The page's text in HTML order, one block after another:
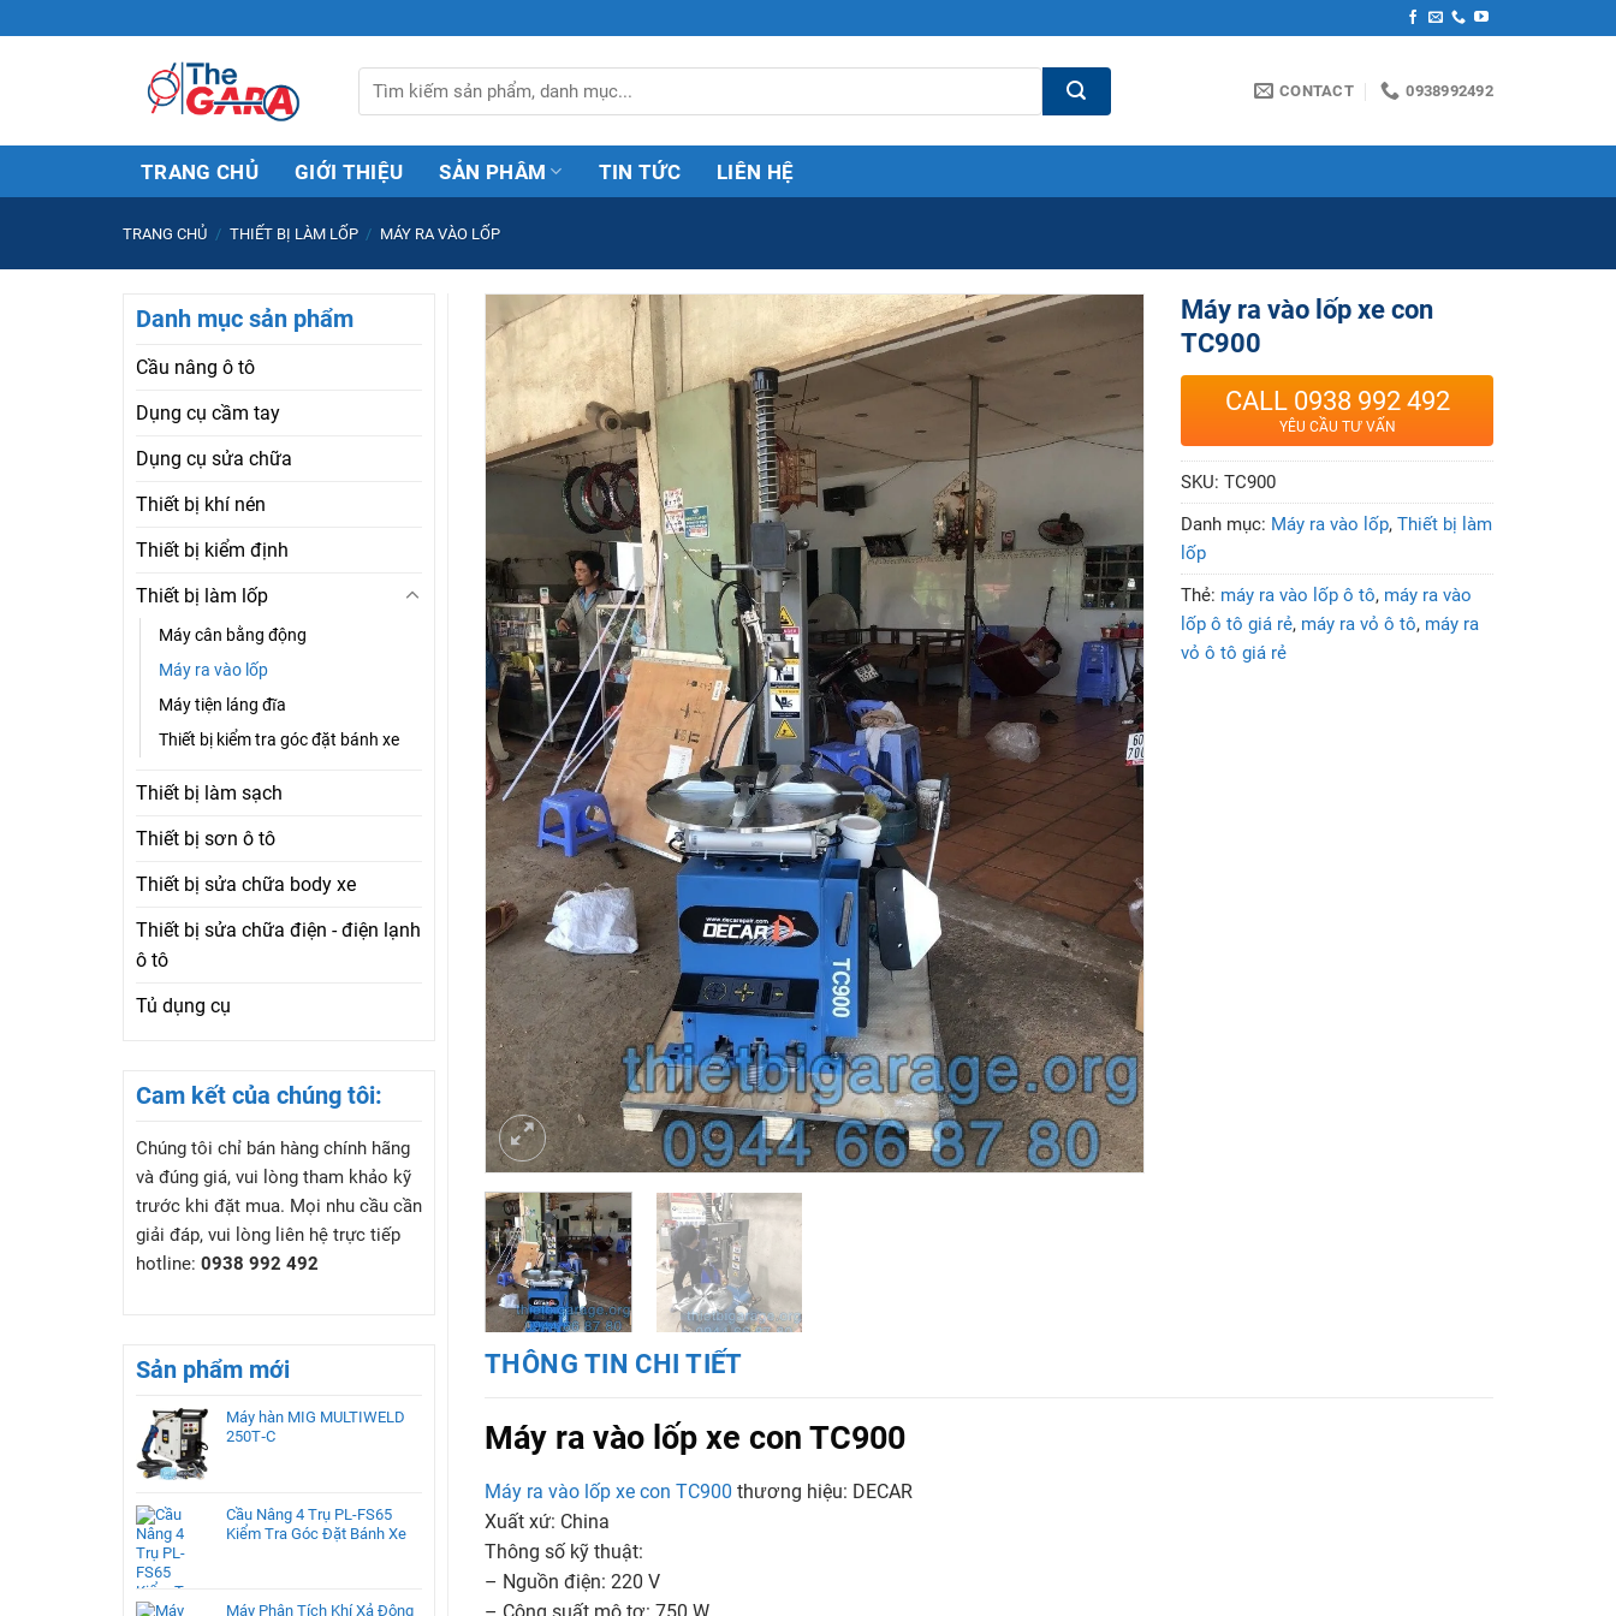
to
kiếm:
CONTACT 0938992492
TRANG CHỦ GIỚI THIỆU SẢN PHÂM TIN TỨC LIÊN HỆ
TRANG CHỦ / THIẾT BỊ LÀM LỐP / MÁY RA VÀO LỐP
Danh mục sản phẩm
Cầu nâng ô tô
Dụng cụ cầm tay
Dụng cụ sửa chữa
Thiết bị khí nén
Thiết bị kiểm định
Thiết bị làm lốp
Máy cân bằng động
Máy ra vào lốp
Máy tiện láng đĩa
Thiết bị kiểm tra góc đặt bánh xe
Thiết bị làm sạch
Thiết bị sơn ô tô
Thiết bị sửa chữa body xe
Thiết bị sửa chữa điện - điện lạnh
ô tô
Tủ dụng cụ
Cam kết của chúng tôi:
Chúng tôi chỉ bán hàng chính hãng
và đúng giá, vui lòng tham khảo kỹ
trước khi đặt mua. Mọi nhu cầu cần
giải đáp, vui lòng liên hệ trực tiếp
hotline: 0938 992 492
Sản phẩm mới
Máy hàn MIG MULTIWELD
250T‑C
Cầu Nâng 4 Trụ PL-FS65
Kiểm Tra Góc Đặt Bánh Xe
Máy Phân Tích Khí Xả Động
Máy ra vào lốp xe con
TC900
CALL 0938 992 492
YÊU CẦU TƯ VẤN
SKU:TC900
Danh mục: Máy ra vào lốp,Thiết bị làm
lốp
Thẻ: máy ra vào lốp ô tô, máy ra vào
lốp ô tô giá rẻ, máy ra vỏ ô tô, máy ra
vỏ ô tô giá rẻ
THÔNG TIN CHI TIẾT
Máy ra vào lốp xe con TC900
Máy ra vào lốp xe con TC900 thương hiệu: DECAR
Xuất xứ: China
Thông số kỹ thuật:
– Nguồn điện: 220 V